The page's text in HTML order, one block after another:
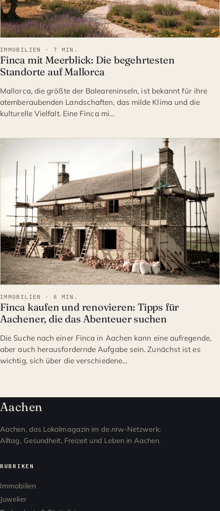
IMMOBILIEN · 7 MIN.
Finca mit Meerblick: Die begehrtesten
Standorte auf Mallorca
Mallorca, die größte der Baleareninseln, ist bekannt für ihre
atemberaubenden Landschaften, das milde Klima und die
kulturelle Vielfalt. Eine Finca mi…
IMMOBILIEN · 6 MIN.
Finca kaufen und renovieren: Tipps für
Aachener, die das Abenteuer suchen
Die Suche nach einer Finca in Aachen kann eine aufregende,
aber auch herausfordernde Aufgabe sein. Zunächst ist es
wichtig, sich über die verschiedene…
Aachen
Aachen, das Lokalmagazin im de.nrw-Netzwerk:
Alltag, Gesundheit, Freizeit und Leben in Aachen.
RUBRIKEN
Immobilien
Juwelier